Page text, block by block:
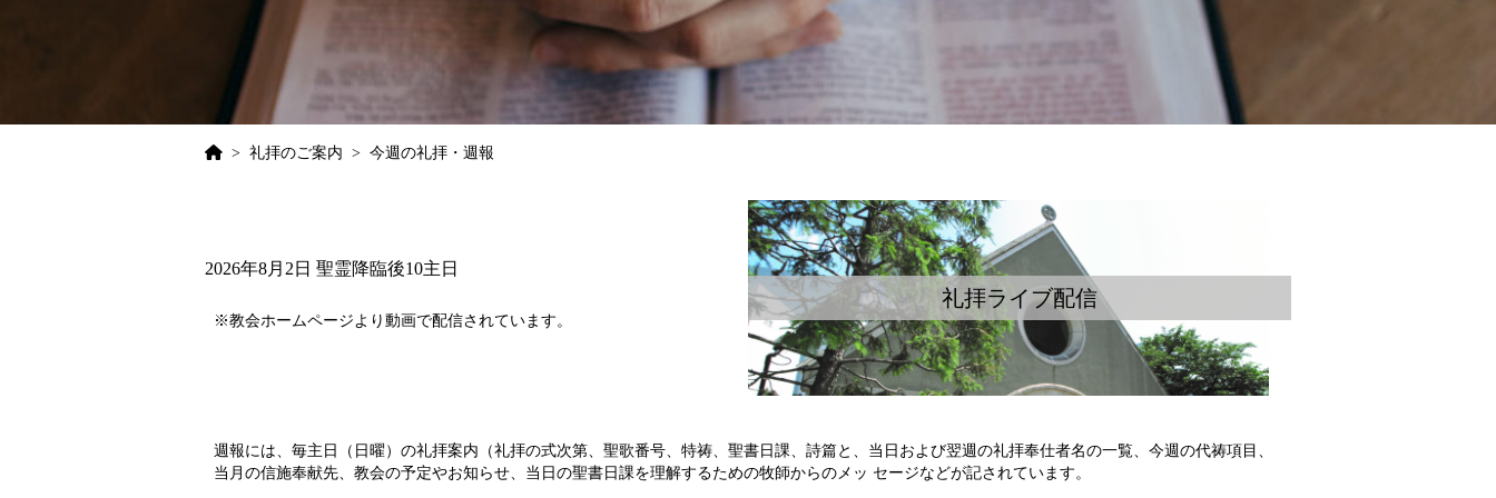
> 礼拝のご案内 > 今週の礼拝・週報
2026年8月2日 聖霊降臨後10主日
※教会ホームページより動画で配信されています。
礼拝ライブ配信
週報には、毎主日（日曜）の礼拝案内（礼拝の式次第、聖歌番号、特祷、聖書日課、詩篇と、当日および翌週の礼拝奉仕者名の一覧、今週の代祷項目、
当月の信施奉献先、教会の予定やお知らせ、当日の聖書日課を理解するための牧師からのメッ セージなどが記されています。